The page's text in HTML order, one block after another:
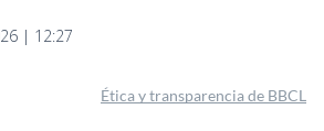
| 12:27
Ética y transparencia de BBCL